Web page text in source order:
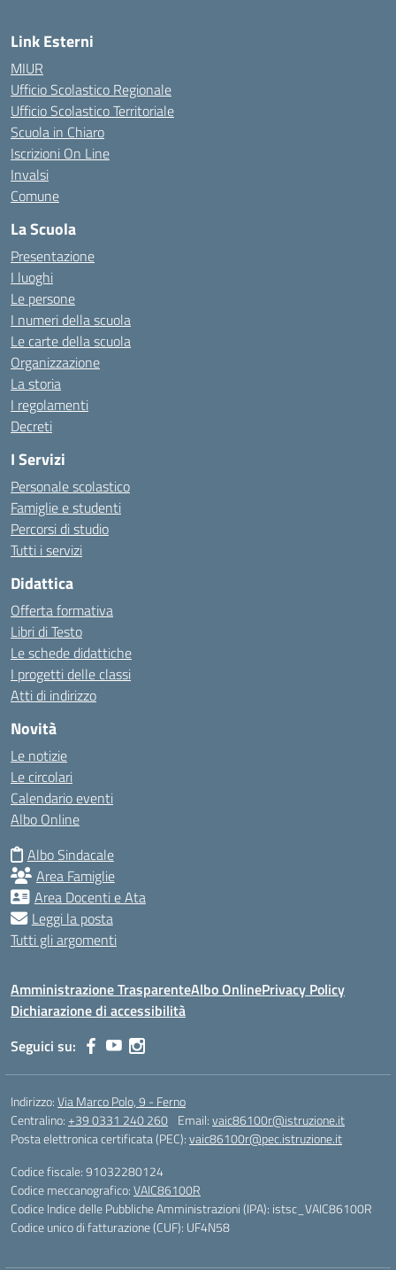
Link Esterni
MIUR
Ufficio Scolastico Regionale
Ufficio Scolastico Territoriale
Scuola in Chiaro
Iscrizioni On Line
Invalsi
Comune
La Scuola
Presentazione
I luoghi
Le persone
I numeri della scuola
Le carte della scuola
Organizzazione
La storia
I regolamenti
Decreti
I Servizi
Personale scolastico
Famiglie e studenti
Percorsi di studio
Tutti i servizi
Didattica
Offerta formativa
Libri di Testo
Le schede didattiche
I progetti delle classi
Atti di indirizzo
Novità
Le notizie
Le circolari
Calendario eventi
Albo Online
Albo Sindacale
Area Famiglie
Area Docenti e Ata
Leggi la posta
Tutti gli argomenti
Amministrazione TrasparenteAlbo OnlinePrivacy Policy
Dichiarazione di accessibilità
Seguici su:
Indirizzo:Via Marco Polo, 9 - Ferno
Centralino:+39 0331 240 260 Email:vaic86100r@istruzione.it
Posta elettronica certificata (PEC):vaic86100r@pec.istruzione.it
Codice fiscale: 91032280124
Codice meccanografico:VAIC86100R
Codice Indice delle Pubbliche Amministrazioni (IPA): istsc_VAIC86100R
Codice unico di fatturazione (CUF): UF4N58